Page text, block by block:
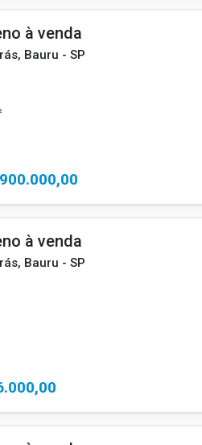
à venda
Bauru - SP
à venda
Bauru - SP